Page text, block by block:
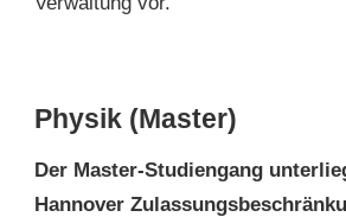
Physik (Master)
Der Master-Studiengang
Hannover